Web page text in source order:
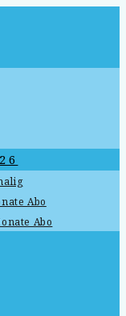
Abo
Abo